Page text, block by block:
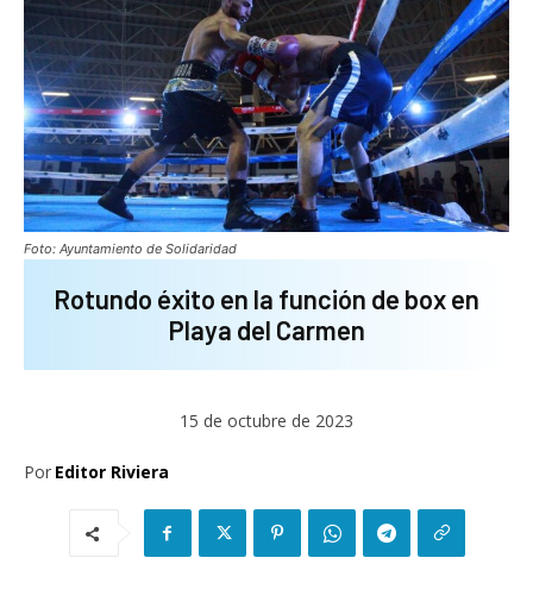
Foto: Ayuntamiento de Solidaridad
Rotundo éxito en la función de box en
Playa del Carmen
15 de octubre de 2023
Por Editor Riviera